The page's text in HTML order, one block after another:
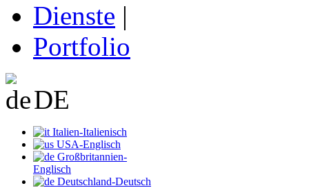
Dienste |
Portfolio
DE
Italien-Italienisch
USA-Englisch
Großbritannien-
Englisch
Deutschland-Deutsch